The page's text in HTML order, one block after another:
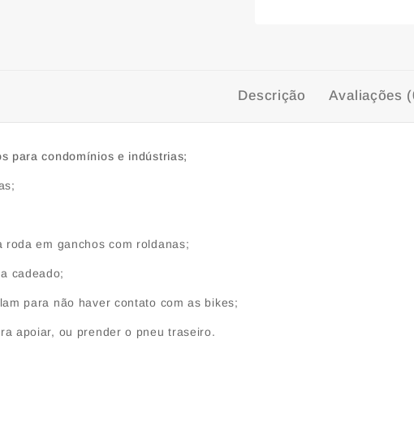
Descrição Avaliações
para condomínios e indústrias;
em ganchos com roldanas;
cadeado;
para não haver contato com as bikes;
apoiar, ou prender o pneu traseiro.